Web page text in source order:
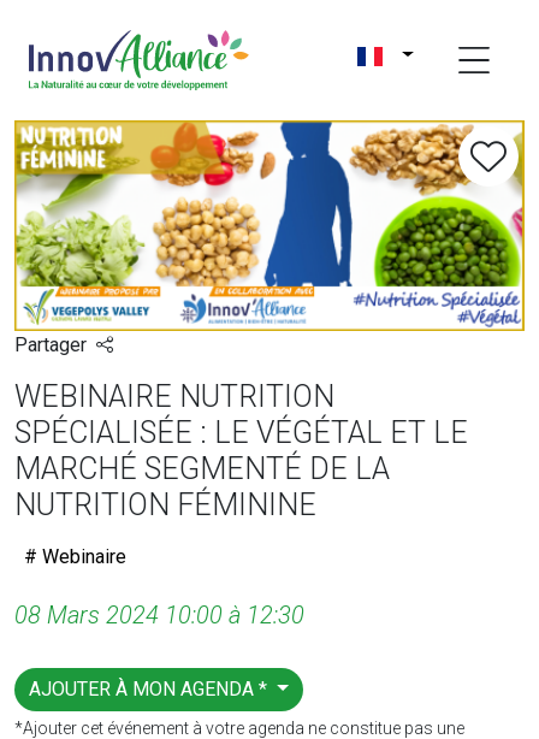
Partager
WEBINAIRE NUTRITION
SPÉCIALISÉE : LE VÉGÉTAL ET LE
MARCHÉ SEGMENTÉ DE LA
NUTRITION FÉMININE
# Webinaire
08 Mars 2024 10:00 à 12:30
AJOUTER À MON AGENDA *
*Ajouter cet événement à votre agenda ne constitue pas une